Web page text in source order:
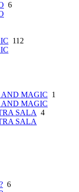
6
112
AND MAGIC 1
AND MAGIC
SALA 4
SALA
6